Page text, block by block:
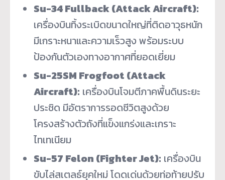
Su-34 Fullback (Attack Aircraft):
เครื่องบินทิ้งระเบิดขนาดใหญ่ที่ติดอาวุธหนัก
มีเกราะหนาและความเร็วสูง พร้อมระบบ
ป้องกันตัวเองทางอากาศที่ยอดเยี่ยม
Su-25SM Frogfoot (Attack
Aircraft): เครื่องบินโจมตีภาคพื้นดินระยะ
ประชิด มีอัตราการรอดชีวิตสูงด้วย
โครงสร้างตัวถังที่แข็งแกร่งและเกราะ
ไทเทเนียม
Su-57 Felon (Fighter Jet): เครื่องบิน
ขับไล่สเตลธ์ยุคใหม่ โดดเด่นด้วยท่อท้ายปรับ